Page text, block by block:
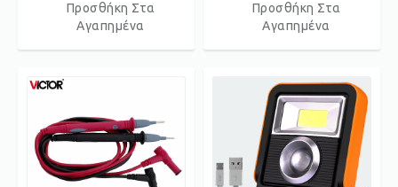
Προσθήκη Στα
Αγαπημένα
Προσθήκη Στα
Αγαπημένα